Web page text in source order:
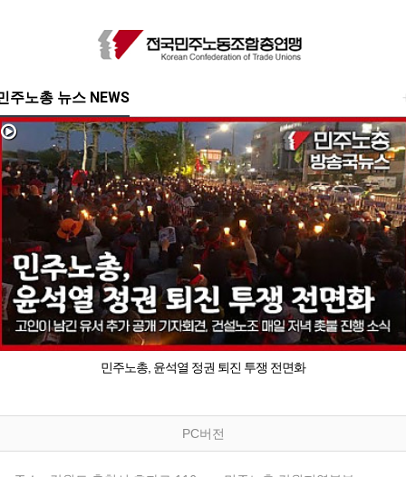
주노총 뉴스 NEWS
민주노총, 윤석열 정권 퇴진 투쟁 전면화
PC버전